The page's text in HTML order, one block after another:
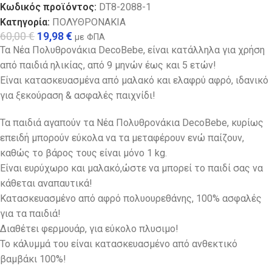
Κωδικός προϊόντος: DT8-2088-1
Κατηγορία: ΠΟΛΥΘΡΟΝΑΚΙΑ
60,00€ 19,98€ με ΦΠΑ
Τα Νέα Πολυθρονάκια DecoBebe, είναι κατάλληλα για χρήση
από παιδιά ηλικίας, από 9 μηνών έως και 5 ετών!
Είναι κατασκευασμένα από μαλακό και ελαφρύ αφρό, ιδανικό
για ξεκούραση & ασφαλές παιχνίδι!
Τα παιδιά αγαπούν τα Νέα Πολυθρονάκια DecoBebe, κυρίως
επειδή μπορούν εύκολα να τα μεταφέρουν ενώ παίζουν,
καθώς το βάρος τους είναι μόνο 1 kg.
Eίναι ευρύχωρο και μαλακό,ώστε να μπορεί το παιδί σας να
κάθεται αναπαυτικά!
Κατασκευασμένο από αφρό πολυουρεθάνης, 100% ασφαλές
για τα παιδιά!
Διαθέτει φερμουάρ, για εύκολο πλυσιμο!
Το κάλυμμά του είναι κατασκευασμένο από ανθεκτικό
βαμβάκι 100%!